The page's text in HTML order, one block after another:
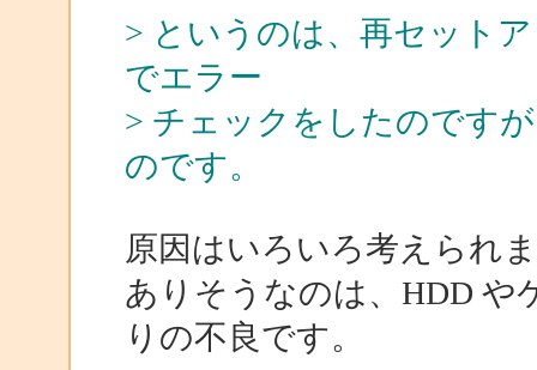
> というのは、再セット
でエラー
> チェックをしたのです
のです。
原因はいろいろ考えられ
ありそうなのは、HDD や
りの不良です。